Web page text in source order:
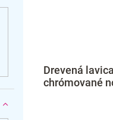
Drevená
chrómované